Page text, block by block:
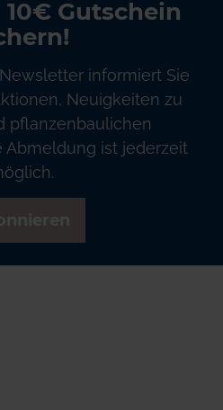
Gutschein
informiert Sie
Neuigkeiten zu
pflanzenbaulichen
Abmeldung ist jederzeit